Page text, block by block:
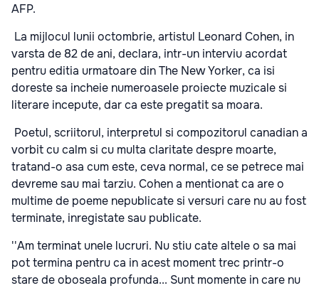
AFP.
La mijlocul lunii octombrie, artistul Leonard Cohen, in
varsta de 82 de ani, declara, intr-un interviu acordat
pentru editia urmatoare din The New Yorker, ca isi
doreste sa incheie numeroasele proiecte muzicale si
literare incepute, dar ca este pregatit sa moara.
Poetul, scriitorul, interpretul si compozitorul canadian a
vorbit cu calm si cu multa claritate despre moarte,
tratand-o asa cum este, ceva normal, ce se petrece mai
devreme sau mai tarziu. Cohen a mentionat ca are o
multime de poeme nepublicate si versuri care nu au fost
terminate, inregistate sau publicate.
''Am terminat unele lucruri. Nu stiu cate altele o sa mai
pot termina pentru ca in acest moment trec printr-o
stare de oboseala profunda... Sunt momente in care nu